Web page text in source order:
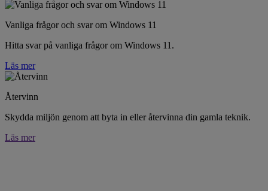
Vanliga frågor och svar om Windows 11
Hitta svar på vanliga frågor om Windows 11.
Läs mer
Återvinn
Skydda miljön genom att byta in eller återvinna din gamla teknik.
Läs mer